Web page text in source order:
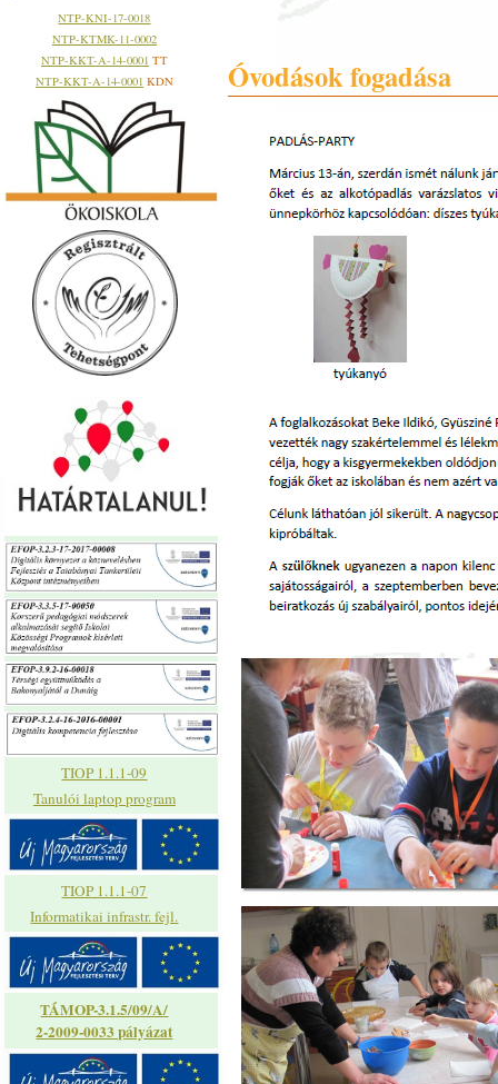
NTP-KNI-17-0018
NTP-KTMK-11-0002
NTP-KKT-A-14-0001 TT
NTP-KKT-A-14-0001 KDN
TIOP 1.1.1-09
Tanulói laptop program
TIOP 1.1.1-07
Informatikai infrastr. fejl.
TÁMOP-3.1.5/09/A/
2-2009-0033 pályázat
Óvodások fogadása